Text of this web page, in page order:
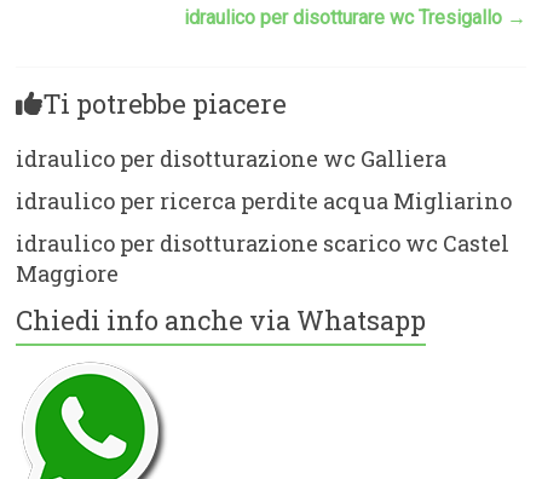
idraulico per disotturare wc Tresigallo →
Ti potrebbe piacere
idraulico per disotturazione wc Galliera
idraulico per ricerca perdite acqua Migliarino
idraulico per disotturazione scarico wc Castel
Maggiore
Chiedi info anche via Whatsapp